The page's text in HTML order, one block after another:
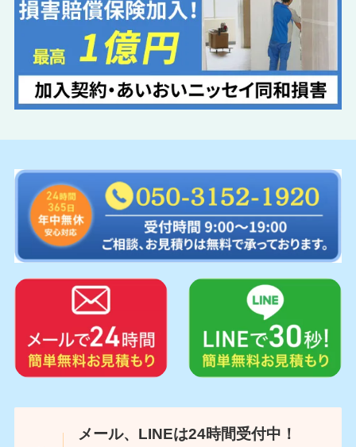
メール、LINEは24時間受付中！